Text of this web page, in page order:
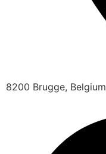
8200 Brugge, Belgium